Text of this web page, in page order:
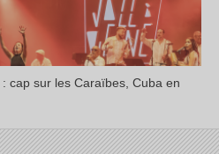
cap sur les Caraïbes, Cuba en